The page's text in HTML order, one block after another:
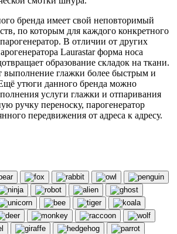
бренда имеет свой неповторимый
по которым для каждого конкретного
В отличии от других
Laurastar форма носа
образование складок на ткани.
выполнение глажки более быстрым и
утюги данного бренда можно
услуги глажки и отпаривания
ручку переноску, парогенератор
передвижения от адреса к адресу.